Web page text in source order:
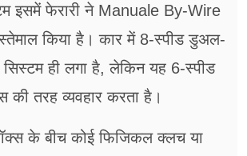
इसमें फेरारी ने Manuale By-Wire
किया है। कार में 8-स्पीड डुअल-
ही लगा है, लेकिन यह 6-स्पीड
की तरह व्यवहार करता है।
के बीच कोई फिजिकल क्लच या